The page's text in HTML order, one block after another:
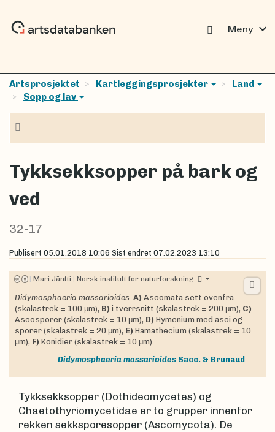
Meny expand_more
Artsprosjektet Kartleggingsprosjekter
Land
Sopp og lav
Tykksekksopper på bark og
ved
32-17
Publisert 05.01.2018 10:06 Sist endret 07.02.2023 13:10
| Mari Jäntti | Norsk institutt for naturforskning
Didymosphaeria massarioides A) Ascomata sett ovenfra
(skalastrek = 100 μm), B) i tverrsnitt (skalastrek = 200 μm), C)
Ascosporer (skalastrek = 10 μm), D) Hymenium med asci og
sporer (skalastrek = 20 μm), E) Hamathecium (skalastrek = 10
μm), F) Konidier (skalastrek = 10 μm).
Didymosphaeria massarioides Sacc. & Brunaud
Tykksekksopper (Dothideomycetes) og
Chaetothyriomycetidae er to grupper innenfor
rekken sekksporesopper (Ascomycota). De